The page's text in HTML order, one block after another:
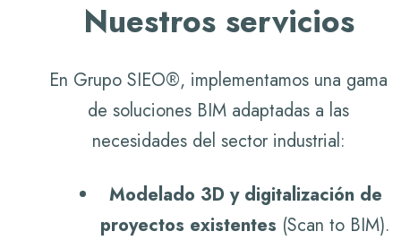
Nuestros servicios
En Grupo SIEO®, implementamos una gama
de soluciones BIM adaptadas a las
necesidades del sector industrial:
Modelado 3D y digitalización de
proyectos existentes (Scan to BIM).